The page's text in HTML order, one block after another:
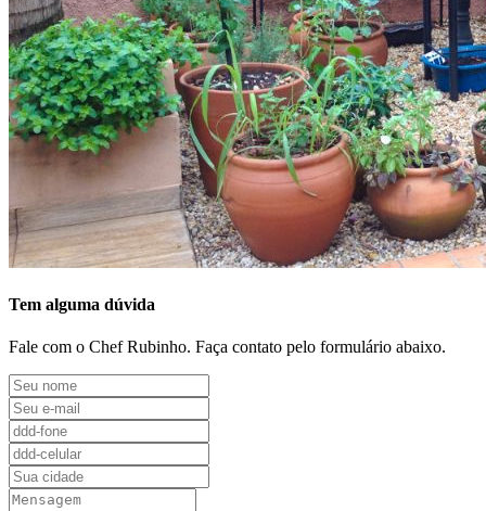
Tem alguma dúvida
Fale com o Chef Rubinho. Faça contato pelo formulário abaixo.